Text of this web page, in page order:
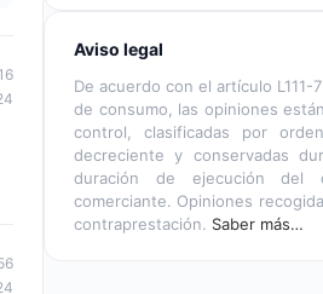
Aviso legal
De acuerdo con el artículo L111-
de consumo, las opiniones
control, clasificadas por
decreciente y conservadas
duración de ejecución del
comerciante. Opiniones
contraprestación. Saber más…